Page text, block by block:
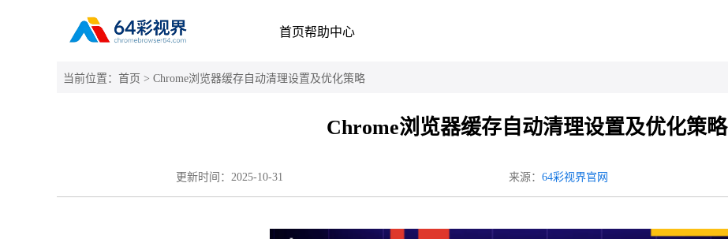
首页帮助中心
当前位置： 首页 > Chrome浏览器缓存自动清理设置及优化策略
Chrome浏览器缓存自动清理设置及优化策略
更新时间： 2025-10-31 来源： 64彩视界官网